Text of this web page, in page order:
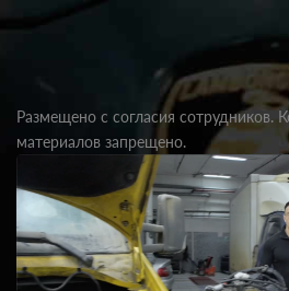
Размещено с согласия сотрудников.
материалов запрещено.